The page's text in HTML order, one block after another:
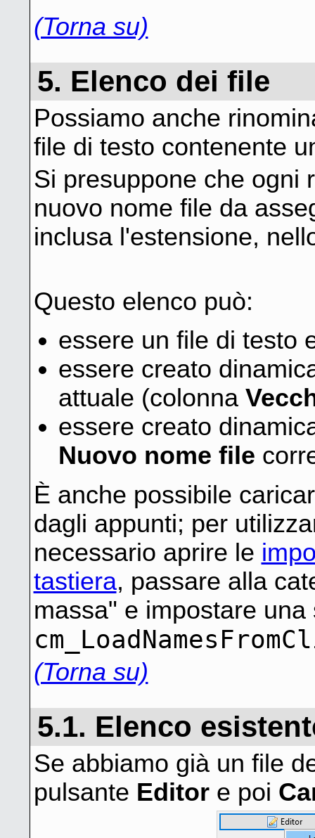
(Torna su)
5. Elenco dei file
Possiamo anche
file di testo contenente
Si presuppone che ogni
nuovo nome file da
inclusa l'estensione,
Questo elenco può:
essere un file di testo
essere creato
attuale (colonna
essere creato
Nuovo nome file
È anche possibile
dagli appunti; per
necessario aprire le
tastiera, passare alla
massa" e impostare
(Torna su)
5.1. Elenco
Se abbiamo già un file
pulsante Editore poi